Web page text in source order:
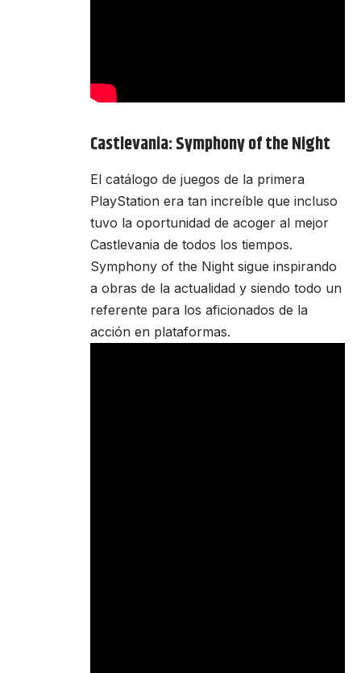
Castlevania: Symphony of the Night
El catálogo de juegos de la primera
PlayStation era tan increíble que incluso
tuvo la oportunidad de acoger al mejor
Castlevania de todos los tiempos.
Symphony of the Night sigue inspirando
a obras de la actualidad y siendo todo un
referente para los aficionados de la
acción en plataformas.